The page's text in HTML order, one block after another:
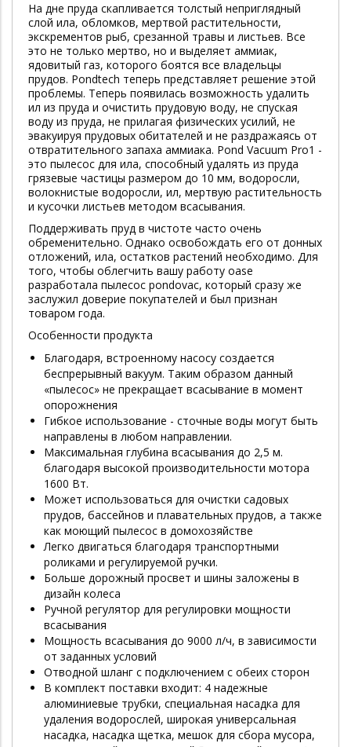
На дне пруда скапливается толстый неприглядный
слой ила, обломков, мертвой растительности,
экскрементов рыб, срезанной травы и листьев. Все
это не только мертво, но и выделяет аммиак,
ядовитый газ, которого боятся все владельцы
прудов. Pondtech теперь представляет решение этой
проблемы. Теперь появилась возможность удалить
ил из пруда и очистить прудовую воду, не спуская
воду из пруда, не прилагая физических усилий, не
эвакуируя прудовых обитателей и не раздражаясь от
отвратительного запаха аммиака. Pond Vacuum Pro1 -
это пылесос для ила, способный удалять из пруда
грязевые частицы размером до 10 мм, водоросли,
волокнистые водоросли, ил, мертвую растительность
и кусочки листьев методом всасывания.
Поддерживать пруд в чистоте часто очень
обременительно. Однако освобождать его от донных
отложений, ила, остатков растений необходимо. Для
того, чтобы облегчить вашу работу oase
разработала пылесос pondovac, который сразу же
заслужил доверие покупателей и был признан
товаром года.
Особенности продукта
Благодаря, встроенному насосу создается
беспрерывный вакуум. Таким образом данный
«пылесос» не прекращает всасывание в момент
опорожнения
Гибкое использование - сточные воды могут быть
направлены в любом направлении.
Максимальная глубина всасывания до 2,5 м.
благодаря высокой производительности мотора
1600 Вт.
Может использоваться для очистки садовых
прудов, бассейнов и плавательных прудов, а также
как моющий пылесос в домохозяйстве
Легко двигаться благодаря транспортными
роликами и регулируемой ручки.
Больше дорожный просвет и шины заложены в
дизайн колеса
Ручной регулятор для регулировки мощности
всасывания
Мощность всасывания до 9000 л/ч, в зависимости
от заданных условий
Отводной шланг с подключением с обеих сторон
В комплект поставки входит: 4 надежные
алюминиевые трубки, специальная насадка для
удаления водорослей, широкая универсальная
насадка, насадка щетка, мешок для сбора мусора,